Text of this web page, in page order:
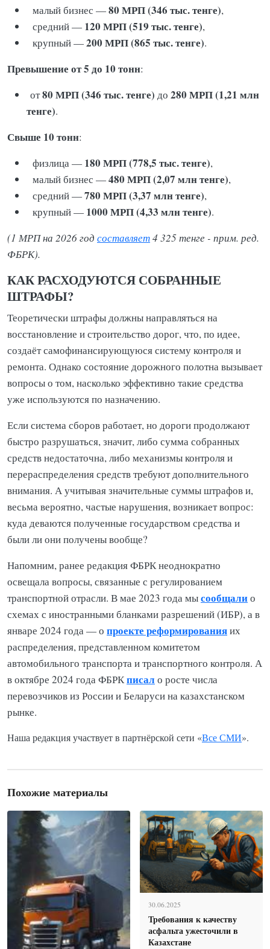
малый бизнес —80 МРП (346 тыс. тенге),
средний — 120 МРП (519 тыс. тенге),
крупный —200 МРП (865 тыс. тенге).
Превышение от 5 до 10 тонн:
от80 МРП (346 тыс. тенге) до 280 МРП (1,21 млн
тенге).
Свыше 10 тонн:
физлица — 180 МРП (778,5 тыс. тенге),
малый бизнес —480 МРП (2,07 млн тенге),
средний —780 МРП (3,37 млн тенге),
крупный — 1000 МРП (4,33 млн тенге).
(1 МРП на 2026 год составляет4 325 тенге - прим. ред.
ФБРК).
КАК РАСХОДУЮТСЯ СОБРАННЫЕ
ШТРАФЫ?
Теоретически штрафы должны направляться на
восстановление и строительство дорог, что, по идее,
создаёт самофинансирующуюся систему контроля и
ремонта. Однако состояние дорожного полотна вызывает
вопросы о том, насколько эффективно такие средства
уже используются по назначению.
Если система сборов работает, но дороги продолжают
быстро разрушаться, значит, либо сумма собранных
средств недостаточна, либо механизмы контроля и
перераспределения средств требуют дополнительного
внимания. А учитывая значительные суммы штрафов и,
весьма вероятно, частые нарушения, возникает вопрос:
куда деваются полученные государством средства и
были ли они получены вообще?
Напомним, ранее редакция ФБРК неоднократно
освещала вопросы, связанные с регулированием
транспортной отрасли. В мае 2023 года мысообщалио
схемах с иностранными бланками разрешений (ИБР), а в
январе 2024 года — о проекте реформированияих
распределения, представленном комитетом
автомобильного транспорта и транспортного контроля. А
в октябре 2024 года ФБРКписал о росте числа
перевозчиков из России и Беларуси на казахстанском
рынке.
Наша редакция участвует в партнёрской сети «Все СМИ».
Похожие материалы
30.06.2025
Требования к качеству
асфальта ужесточили в
Казахстане